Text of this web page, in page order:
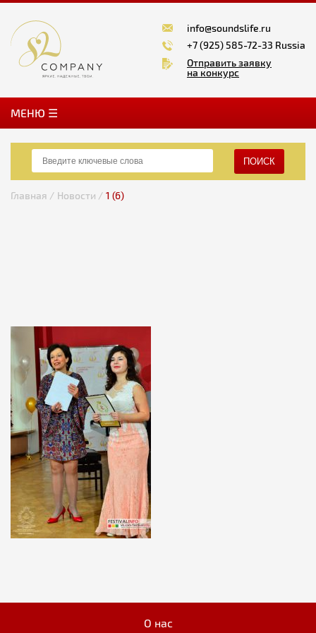
info@soundslife.ru
+7 (925) 585-72-33 Russia
Отправить заявку
на конкурс
MЕНЮ ☰
ПОИСК
Главная / Новости / 1 (6)
О нас